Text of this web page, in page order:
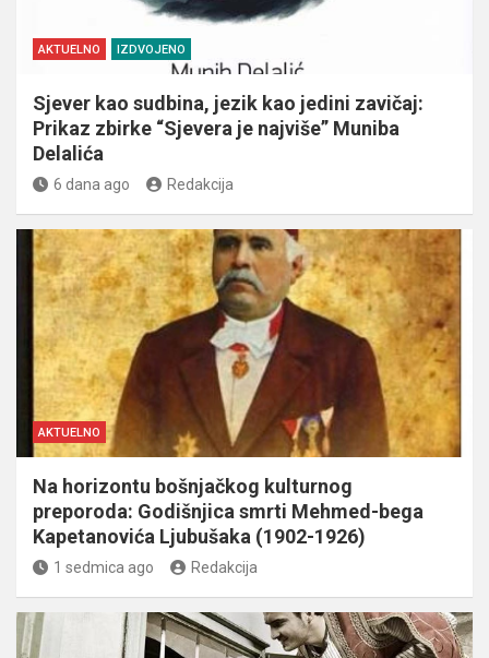
AKTUELNO IZDVOJENO
Sjever kao sudbina, jezik kao jedini zavičaj:
Prikaz zbirke “Sjevera je najviše” Muniba
Delalića
6 dana ago Redakcija
AKTUELNO
Na horizontu bošnjačkog kulturnog
preporoda: Godišnjica smrti Mehmed-bega
Kapetanovića Ljubušaka (1902-1926)
1 sedmica ago Redakcija